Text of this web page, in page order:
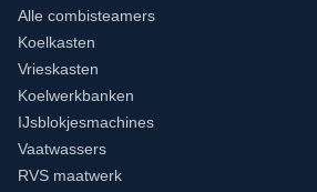
Alle combisteamers
Koelkasten
Vrieskasten
Koelwerkbanken
IJsblokjesmachines
Vaatwassers
RVS maatwerk